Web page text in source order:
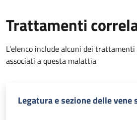
Trattamenti
L’elenco include alcuni dei
associati a questa malattia
Legatura e sezione delle vene